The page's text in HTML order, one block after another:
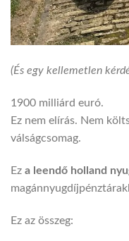
(És egy kellemetlen
1900 milliárd euró.
Ez nem elírás. Nem
válságcsomag.
Ez a leendő holland
Ez az összeg: